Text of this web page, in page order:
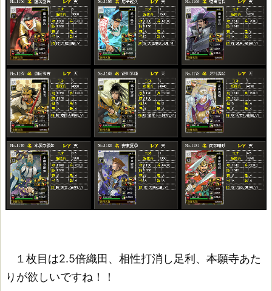
１枚目は2.5倍織田、相性打消し足利、 本願寺あた
りが欲しいですね！！